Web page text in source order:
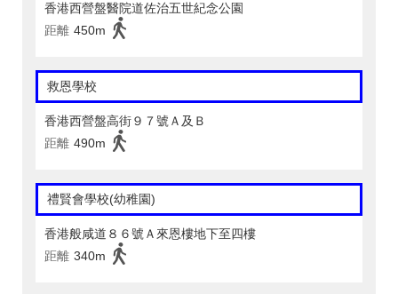
香港西營盤醫院道佐治五世紀念公園
距離 450m
救恩學校
香港西營盤高街９７號Ａ及Ｂ
距離 490m
禮賢會學校(幼稚園)
香港般咸道８６號Ａ來恩樓地下至四樓
距離 340m